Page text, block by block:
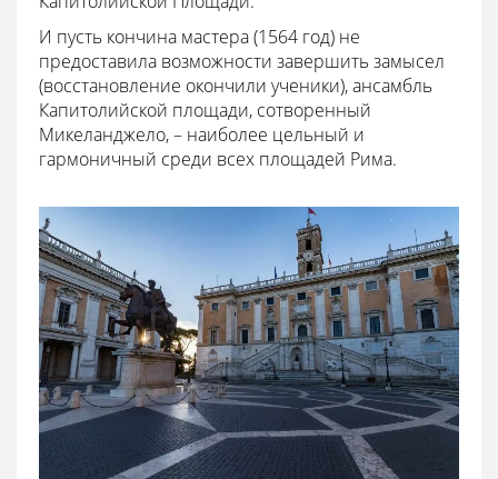
И пусть кончина мастера (1564 год) не
предоставила возможности завершить замысел
(восстановление окончили ученики), ансамбль
Капитолийской площади, сотворенный
Микеланджело, – наиболее цельный и
гармоничный среди всех площадей Рима.